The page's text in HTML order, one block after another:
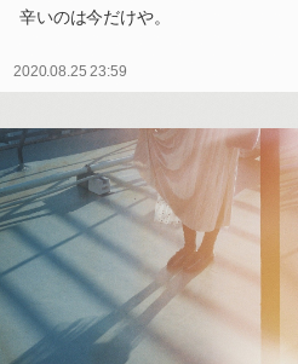
辛いのは今だけや。
2020.08.25 23:59